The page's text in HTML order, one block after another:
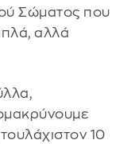
Σώματος που
αλλά
10